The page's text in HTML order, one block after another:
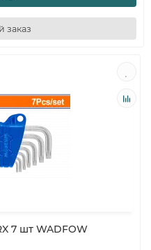
заказ
7 шт WADFOW